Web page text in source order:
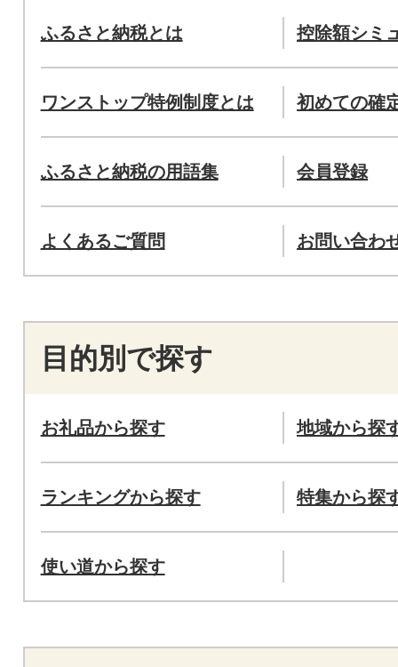
ふるさと納税とは 控除額シミ
ワンストップ特例制度とは 初めての確
ふるさと納税の用語集 会員登録
よくあるご質問 お問い合わ
目的別で探す
お礼品から探す 地域から探
ランキングから探す 特集から探
使い道から探す